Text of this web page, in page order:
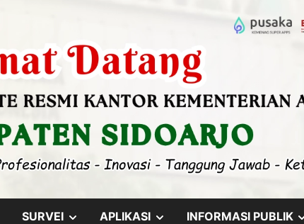
SHOWSURVEI SHOWAPLIKASI SHOWINFORMASI PUBLIK